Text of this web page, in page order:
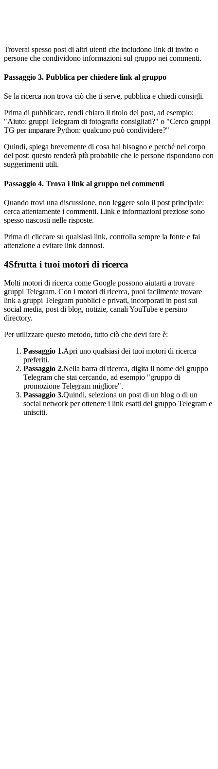
Troverai spesso post di altri utenti che includono link di invito o
persone che condividono informazioni sul gruppo nei commenti.
Passaggio 3. Pubblica per chiedere link al gruppo
Se la ricerca non trova ciò che ti serve, pubblica e chiedi consigli.
Prima di pubblicare, rendi chiaro il titolo del post, ad esempio:
"Aiuto: gruppi Telegram di fotografia consigliati?" o "Cerco gruppi
TG per imparare Python: qualcuno può condividere?"
Quindi, spiega brevemente di cosa hai bisogno e perché nel corpo
del post: questo renderà più probabile che le persone rispondano con
suggerimenti utili.
Passaggio 4. Trova i link al gruppo nei commenti
Quando trovi una discussione, non leggere solo il post principale:
cerca attentamente i commenti. Link e informazioni preziose sono
spesso nascosti nelle risposte.
Prima di cliccare su qualsiasi link, controlla sempre la fonte e fai
attenzione a evitare link dannosi.
4Sfrutta i tuoi motori di ricerca
Molti motori di ricerca come Google possono aiutarti a trovare
gruppi Telegram. Con i motori di ricerca, puoi facilmente trovare
link a gruppi Telegram pubblici e privati, incorporati in post sui
social media, post di blog, notizie, canali YouTube e persino
directory.
Per utilizzare questo metodo, tutto ciò che devi fare è:
Passaggio 1.Apri uno qualsiasi dei tuoi motori di ricerca
preferiti.
Passaggio 2.Nella barra di ricerca, digita il nome del gruppo
Telegram che stai cercando, ad esempio "gruppo di
promozione Telegram migliore".
Passaggio 3.Quindi, seleziona un post di un blog o di un
social network per ottenere i link esatti del gruppo Telegram e
unisciti.